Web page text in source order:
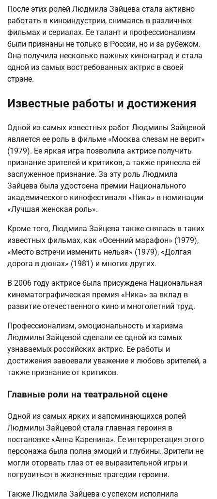
После этих ролей Людмила Зайцева стала активно
работать в киноиндустрии, снимаясь в различных
фильмах и сериалах. Ее талант и профессионализм
были признаны не только в России, но и за рубежом.
Она получила несколько важных кинонаград и стала
одной из самых востребованных актрис в своей
стране.
Известные работы и достижения
Одной из самых известных работ Людмилы Зайцевой
является ее роль в фильме «Москва слезам не верит»
(1979). Ее яркая игра позволила актрисе получить
признание зрителей и критиков, а также принесла ей
заслуженное признание. За эту роль Людмила
Зайцева была удостоена премии Национального
академического кинофестиваля «Ника» в номинации
«Лучшая женская роль».
Кроме того, Людмила Зайцева также снялась в таких
известных фильмах, как «Осенний марафон» (1979),
«Место встречи изменить нельзя» (1979), «Долгая
дорога в дюнах» (1981) и многих других.
В 2006 году актрисе была присуждена Национальная
кинематографическая премия «Ника» за вклад в
развитие отечественного кино и многолетний труд.
Профессионализм, эмоциональность и харизма
Людмилы Зайцевой сделали ее одной из самых
узнаваемых российских актрис. Ее работы и
достижения завоевали уважение и любовь зрителей, а
также признание от критиков.
Главные роли на театральной сцене
Одной из самых ярких и запоминающихся ролей
Людмилы Зайцевой стала главная героиня в
постановке «Анна Каренина». Ее интерпретация этого
персонажа была полна эмоций и глубины. Зрители не
могли оторвать глаз от ее выразительной игры и
погрузиться в жизненные трагедии героини.
Также Людмила Зайцева с успехом исполнила